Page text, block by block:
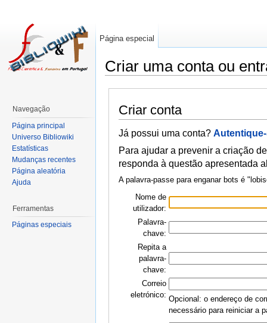
Criar uma conta ou
Criar conta
Já possui uma conta?
Para ajudar a prevenir a criação
responda à questão apresentada
A palavra-passe para enganar bots é
Nome de
utilizador:
Palavra-
chave:
Repita a
palavra-
chave:
Correio
eletrónico: Opcional: o endereço de
necessário para reiniciar a
Página especial
Navegação
Página principal
Universo Bibliowiki
Estatísticas
Mudanças recentes
Página aleatória
Ajuda
Ferramentas
Páginas especiais